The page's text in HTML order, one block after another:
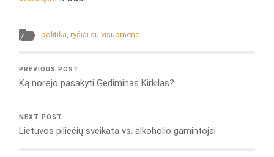
politika,ryšiai su visuomene
PREVIOUS POST
Ką norėjo pasakyti Gediminas Kirkilas?
NEXT POST
Lietuvos piliečių sveikata vs. alkoholio gamintojai